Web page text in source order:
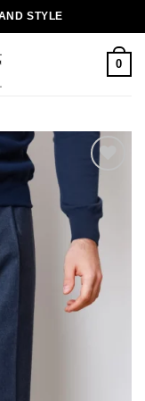
STYLE
0
Додати
до
списку
бажань!